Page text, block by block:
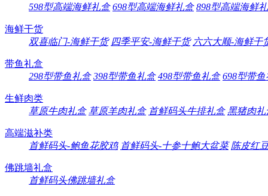
598型高端海鲜礼盒 698型高端海鲜礼盒 898型高端海鲜
海鲜干货
双喜临门-海鲜干货 四季平安-海鲜干货 六六大顺-海鲜干
带鱼礼盒
298型带鱼礼盒 398型带鱼礼盒 498型带鱼礼盒 698型带鱼
生鲜肉类
草原牛肉礼盒 草原羊肉礼盒 首鲜码头牛排礼盒 黑猪肉礼
高端滋补类
首鲜码头-鲍鱼花胶鸡 首鲜码头-十参十鲍大盆菜 陈皮红
佛跳墙礼盒
首鲜码头佛跳墙礼盒